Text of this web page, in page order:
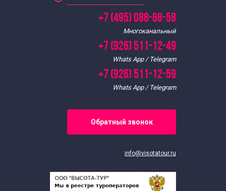
+7 (495) 088-68-58
Многоканальный
+7 (926) 511-12-49
Whats App / Telegram
+7 (926) 511-12-59
Whats App / Telegram
Обратный звонок
info@visotatour.ru